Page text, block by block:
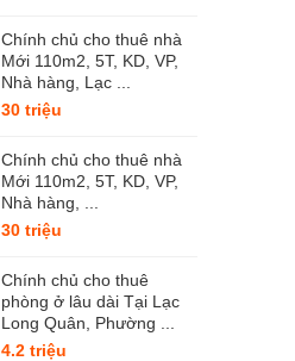
Chính chủ cho thuê nhà
Mới 110m2, 5T, KD, VP,
Nhà hàng, Lạc ...
30 triệu
Chính chủ cho thuê nhà
Mới 110m2, 5T, KD, VP,
Nhà hàng, ...
30 triệu
Chính chủ cho thuê
phòng ở lâu dài Tại Lạc
Long Quân, Phường ...
4.2 triệu